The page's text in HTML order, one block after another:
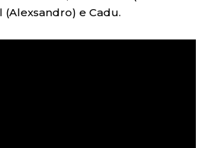
(Alexsandro) e Cadu.